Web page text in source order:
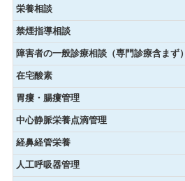
栄養相談
禁煙指導相談
障害者の一般診療相談（専門診療含まず）
在宅酸素
胃瘻・腸瘻管理
中心静脈栄養点滴管理
経鼻経管栄養
人工呼吸器管理